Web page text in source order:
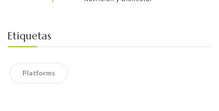
Etiquetas
Platforms